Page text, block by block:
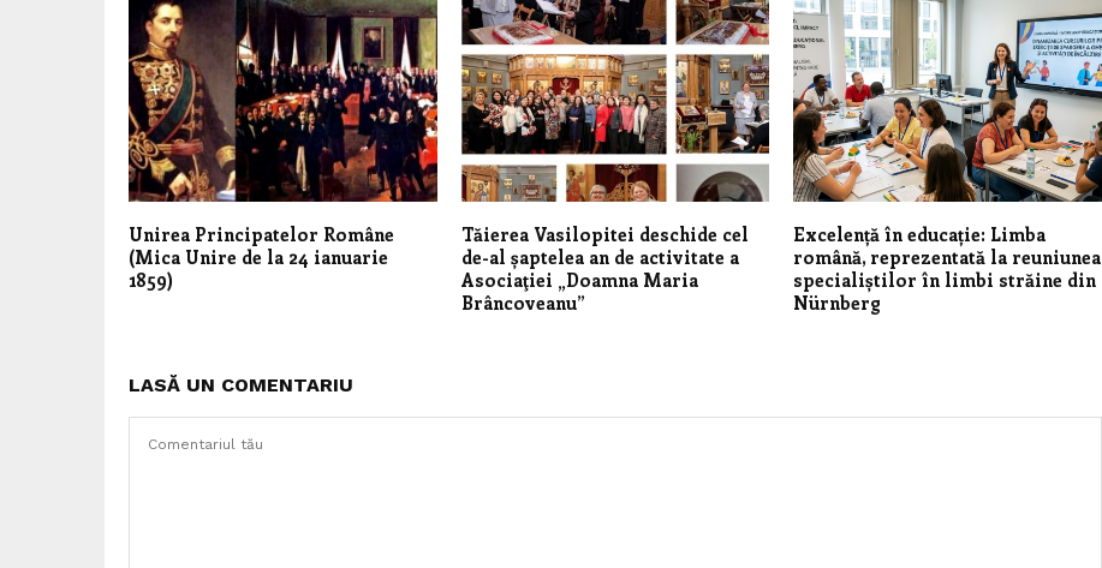
Unirea Principatelor Române
(Mica Unire de la 24 ianuarie
1859)
Tăierea Vasilopitei deschide cel
de-al șaptelea an de activitate a
Asociaţiei „Doamna Maria
Brâncoveanu”
Excelență în educație: Limba
română, reprezentată la reuniunea
specialiștilor în limbi străine din
Nürnberg
LASĂ UN COMENTARIU